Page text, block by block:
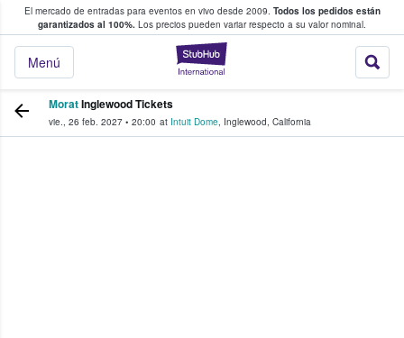
El mercado de entradas para eventos en vivo desde 2009. Todos los pedidos están
garantizados al 100%. Los precios pueden variar respecto a su valor nominal.
StubHub:
Menú
y venta de entradas entre fans
MoratInglewood Tickets
vie., 26 feb. 2027 • 20:00 at Intuit Dome, Inglewood, California